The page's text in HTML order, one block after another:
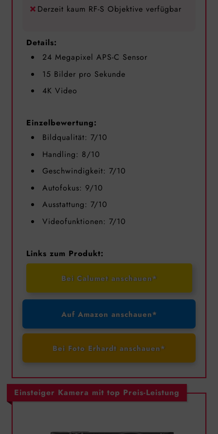
Derzeit kaum RF-S Objektive verfügbar
Details:
24 Megapixel APS-C Sensor
15 Bilder pro Sekunde
4K Video
Einzelbewertung:
Bildqualität: 7/10
Handling: 8/10
Geschwindigkeit: 7/10
Autofokus: 9/10
Ausstattung: 7/10
Videofunktionen: 7/10
Links zum Produkt:
Bei Calumet anschauen*
Auf Amazon anschauen*
Bei Foto Erhardt anschauen*
Einsteiger Kamera mit top Preis-Leistung